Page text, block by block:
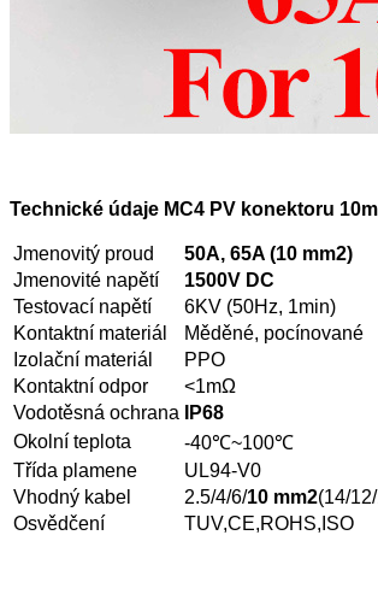
Technické údaje MC4 PV konektoru
Jmenovitý proud
50A, 65A (10 mm2)
Jmenovité napětí
1500V DC
Testovací napětí
6KV (50Hz, 1min)
Kontaktní materiál
Měděné, pocínované
Izolační materiál
PPO
Kontaktní odpor
<1mΩ
Vodotěsná ochrana
IP68
Okolní teplota
-40℃~100℃
Třída plamene
UL94-V0
Vhodný kabel
2.5/4/6/10 mm2(14/
Osvědčení
TUV,CE,ROHS,ISO